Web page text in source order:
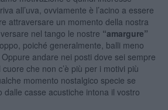
all’uva, ovviamente è l’acino a essere
attraversare un momento della nostra
nel tango le nostre “amargure”
poiché generalmente, balli meno
andare nei posti dove sei sempre
che non c’è più per i motivi più
momento nostalgico specie se
dalle casse acustiche intona il vostro